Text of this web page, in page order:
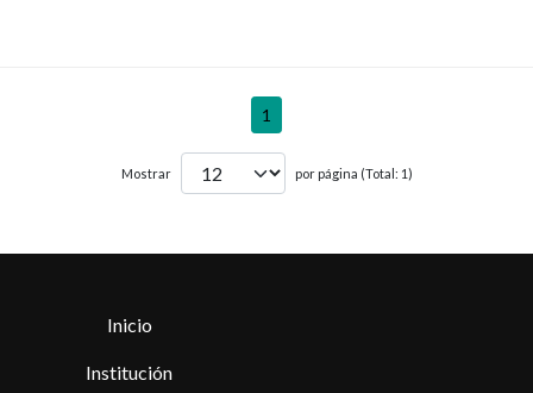
1
Mostrar por página (Total: 1)
Inicio
Institución